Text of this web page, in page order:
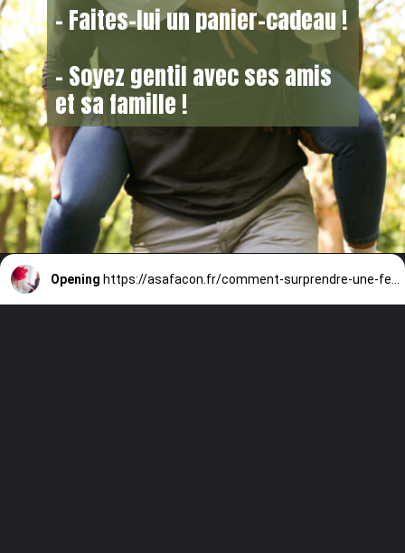
– Faites-lui un panier-cadeau !
– Soyez gentil avec ses amis
et sa famille !
Opening